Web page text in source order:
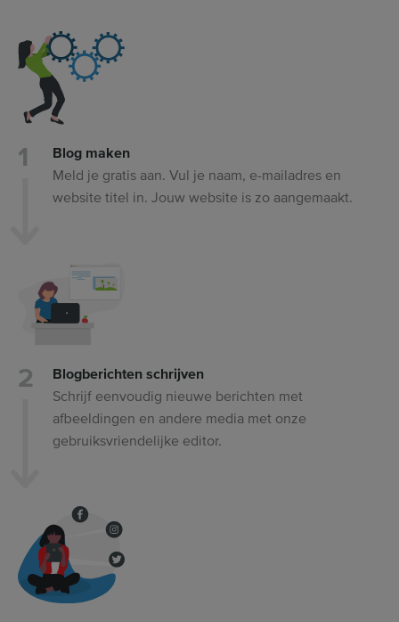
Blog maken
Meld je gratis aan. Vul je naam, e-mailadres en
website titel in. Jouw website is zo aangemaakt.
Blogberichten schrijven
Schrijf eenvoudig nieuwe berichten met
afbeeldingen en andere media met onze
gebruiksvriendelijke editor.